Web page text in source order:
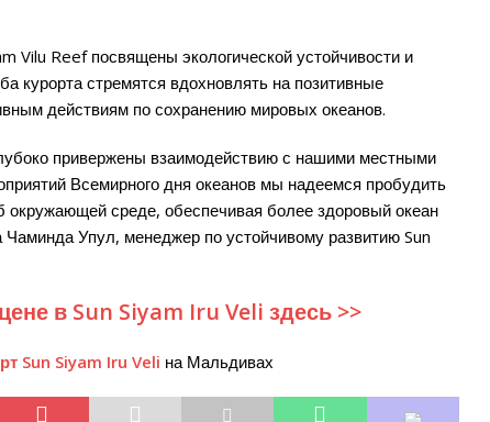
Vilu Reef посвящены экологической устойчивости и
курорта стремятся вдохновлять на позитивные
действиям по сохранению мировых океанов.
привержены взаимодействию с нашими местными
Всемирного дня океанов мы надеемся пробудить
окружающей среде, обеспечивая более здоровый океан
Упул, менеджер по устойчивому развитию Sun
в Sun Siyam Iru Veli здесь >>
Sun Siyam Iru Veli на Мальдивах